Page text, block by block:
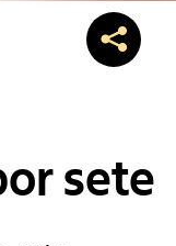
sete